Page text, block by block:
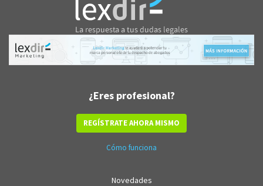
¿Eres profesional?
REGÍSTRATE AHORA MISMO
Cómo funciona
Novedades